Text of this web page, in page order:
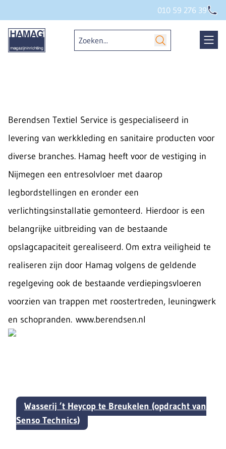
010 59 276 39
Berendsen Textiel Service is gespecialiseerd in
levering van werkkleding en sanitaire producten voor
diverse branches. Hamag heeft voor de vestiging in
Nijmegen een entresolvloer met daarop
legbordstellingen en eronder een
verlichtingsinstallatie gemonteerd. Hierdoor is een
belangrijke uitbreiding van de bestaande
opslagcapaciteit gerealiseerd. Om extra veiligheid te
realiseren zijn door Hamag volgens de geldende
regelgeving ook de bestaande verdiepingsvloeren
voorzien van trappen met roostertreden, leuningwerk
en schopranden. www.berendsen.nl
Wasserij ’t Heycop te Breukelen (opdracht van
Senso Technics)